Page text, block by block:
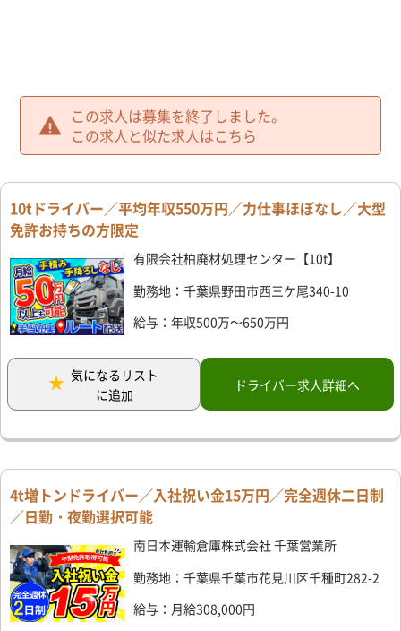
この求人は募集を終了しました。
この求人と似た求人はこちら
10tドライバー／平均年収550万円／力仕事ほぼなし／大型
免許お持ちの方限定
有限会社柏廃材処理センター【10t】
勤務地：千葉県野田市西三ケ尾340-10
給与：年収500万～650万円
気になるリスト
に追加
ドライバー求人詳細へ
4t増トンドライバー／入社祝い金15万円／完全週休二日制
／日勤・夜勤選択可能
南日本運輸倉庫株式会社 千葉営業所
勤務地：千葉県千葉市花見川区千種町282-2
給与：月給308,000円